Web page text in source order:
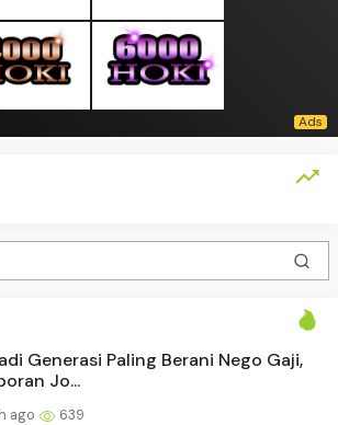
Generasi Paling Berani Nego Gaji,
Jo...
ago 639